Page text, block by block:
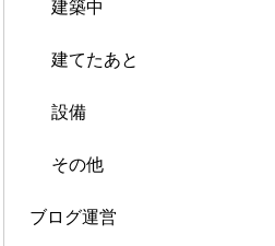
建築中
建てたあと
設備
その他
ブログ運営